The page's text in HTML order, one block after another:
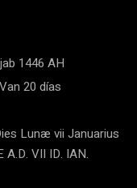
1446 AH
20 días
Lunæ vii Januarius
VII ID. IAN.